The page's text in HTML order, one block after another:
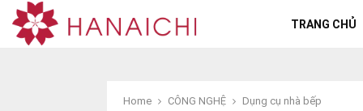
TRANG CHỦ
Home CÔNG NGHỆ Dụng cụ nhà bếp